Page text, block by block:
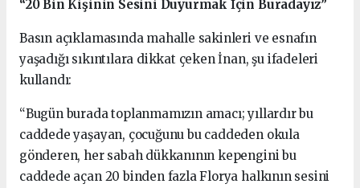
“20 Bin Kişinin Sesini Duyurmak İçin Buradayız”
Basın açıklamasında mahalle sakinleri ve esnafın
yaşadığı sıkıntılara dikkat çeken İnan, şu ifadeleri
kullandı:
“Bugün burada toplanmamızın amacı; yıllardır bu
caddede yaşayan, çocuğunu bu caddeden okula
gönderen, her sabah dükkanının kepengini bu
caddede açan 20 binden fazla Florya halkının sesini